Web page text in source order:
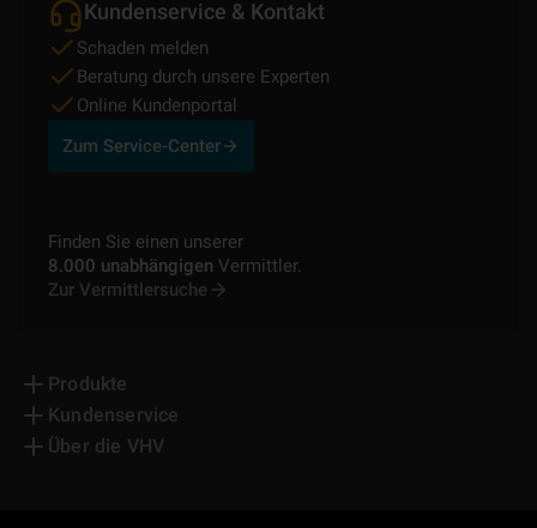
Kundenservice & Kontakt
Schaden melden
Beratung durch unsere Experten
Online Kundenportal
Zum Service-Center
Finden Sie einen unserer
8.000 unabhängigen Vermittler.
Zur Vermittlersuche
Produkte
Kundenservice
Über die VHV